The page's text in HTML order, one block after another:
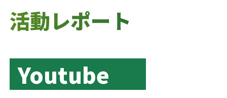
活動レポート
Youtube